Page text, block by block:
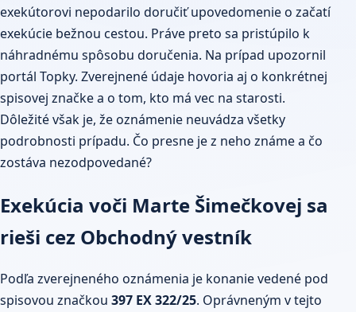
exekútorovi nepodarilo doručiť upovedomenie o začatí
exekúcie bežnou cestou. Práve preto sa pristúpilo k
náhradnému spôsobu doručenia. Na prípad upozornil
portál Topky. Zverejnené údaje hovoria aj o konkrétnej
spisovej značke a o tom, kto má vec na starosti.
Dôležité však je, že oznámenie neuvádza všetky
podrobnosti prípadu. Čo presne je z neho známe a čo
zostáva nezodpovedané?
Exekúcia voči Marte Šimečkovej sa
rieši cez Obchodný vestník
Podľa zverejneného oznámenia je konanie vedené pod
spisovou značkou 397 EX 322/25. Oprávneným v tejto